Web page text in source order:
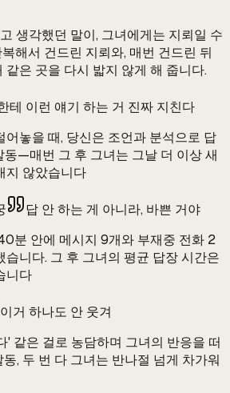
생각했던 말이, 그녀에게는 지뢰일 수
해서 건드린 지뢰와, 매번 건드린 뒤
같은 곳을 다시 밟지 않게 해 줍니다.
테 이런 얘기 하는 거 진짜 지친다
어놓을 때, 당신은 조언과 분석으로 답
동—매번 그 후 그녀는 그날 더 이상 새
지 않았습니다
답 안 하는 게 아니라, 바쁜 거야
분 안에 메시지 9개와 부재중 전화 2
습니다. 그 후 그녀의 평균 답장 시간은
니다
이거 하나도 안 웃겨
' 같은 걸로 농담하며 그녀의 반응을 떠
, 두 번 다 그녀는 반나절 넘게 차가워